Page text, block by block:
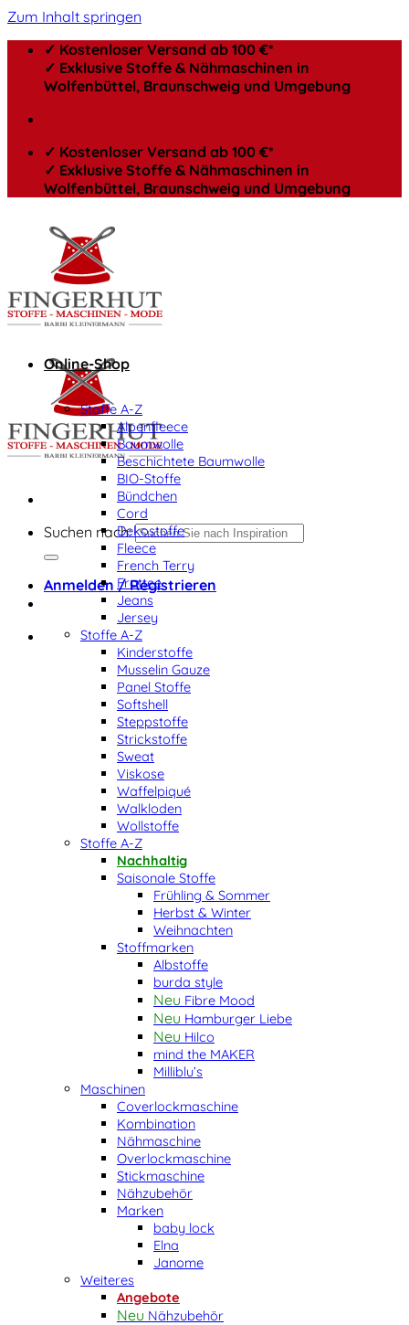
Zum Inhalt springen
✓ Kostenloser Versand ab 100 €*
✓ Exklusive Stoffe & Nähmaschinen in
Wolfenbüttel, Braunschweig und Umgebung
✓ Kostenloser Versand ab 100 €*
✓ Exklusive Stoffe & Nähmaschinen in
Wolfenbüttel, Braunschweig und Umgebung
Suchen nach:
Anmelden / Registrieren
Online-Shop
Stoffe A-Z
Alpenfleece
Baumwolle
Beschichtete Baumwolle
BIO-Stoffe
Bündchen
Cord
Dekostoffe
Fleece
French Terry
Frottee
Jeans
Jersey
Stoffe A-Z
Kinderstoffe
Musselin Gauze
Panel Stoffe
Softshell
Steppstoffe
Strickstoffe
Sweat
Viskose
Waffelpiqué
Walkloden
Wollstoffe
Stoffe A-Z
Nachhaltig
Saisonale Stoffe
Frühling & Sommer
Herbst & Winter
Weihnachten
Stoffmarken
Albstoffe
burda style
Fibre Mood
Hamburger Liebe
Hilco
mind the MAKER
Milliblu’s
Maschinen
Coverlockmaschine
Kombination
Nähmaschine
Overlockmaschine
Stickmaschine
Nähzubehör
Marken
baby lock
Elna
Janome
Weiteres
Angebote
Nähzubehör